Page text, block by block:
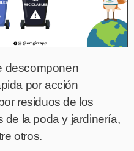
descomponen
por acción
residuos de los
de la poda y jardinería,
otros.